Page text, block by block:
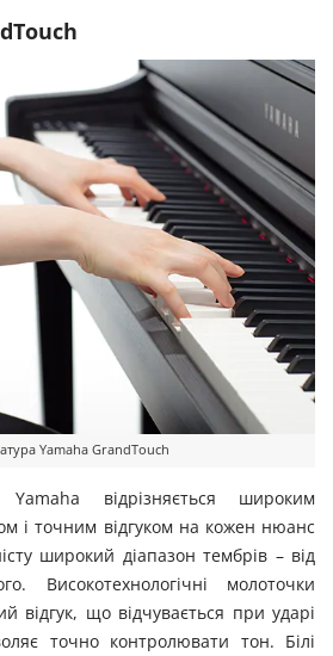
Yamaha GrandTouch
Yamaha відрізняється широким
і точним відгуком на кожен нюанс
широкий діапазон тембрів – від
Високотехнологічні молоточки
відгук, що відчувається при ударі
точно контролювати тон. Білі